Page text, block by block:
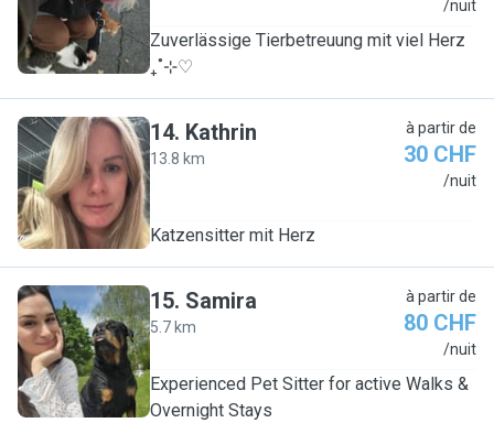
/nuit
Zuverlässige Tierbetreuung mit viel Herz
₊˚⊹♡
K
14. Kathrin
13.8 km
à partir de
30 CHF
/nuit
Katzensitter mit Herz
S
15. Samira
5.7 km
à partir de
80 CHF
/nuit
Experienced Pet Sitter for active Walks &
Overnight Stays